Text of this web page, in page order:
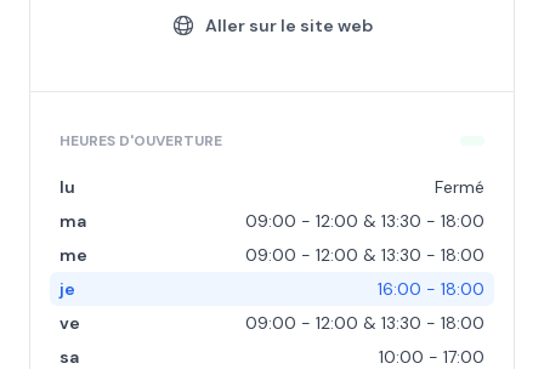
Aller sur le site web
HEURES D'OUVERTURE
lu
Fermé
ma
09:00 - 12:00 & 13:30 - 18:00
me
09:00 - 12:00 & 13:30 - 18:00
je
16:00 - 18:00
ve
09:00 - 12:00 & 13:30 - 18:00
sa
10:00 - 17:00